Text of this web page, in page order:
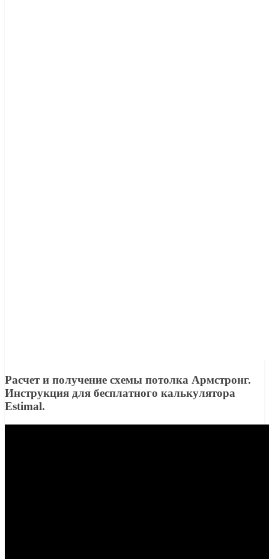
Расчет и получение схемы потолка Армстронг.
Инструкция для бесплатного калькулятора
Estimal.